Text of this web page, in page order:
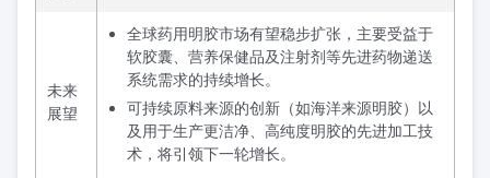
未来
展望
全球药用明胶市场有望稳步扩张，主要受益于
软胶囊、营养保健品及注射剂等先进药物递送
系统需求的持续增长。
可持续原料来源的创新（如海洋来源明胶）以
及用于生产更洁净、高纯度明胶的先进加工技
术，将引领下一轮增长。